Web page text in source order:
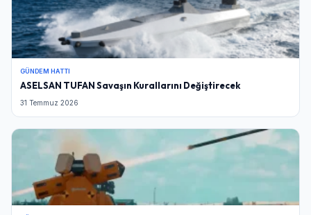
GÜNDEM HATTI
ASELSAN TUFAN Savaşın Kurallarını Değiştirecek
31 Temmuz 2026